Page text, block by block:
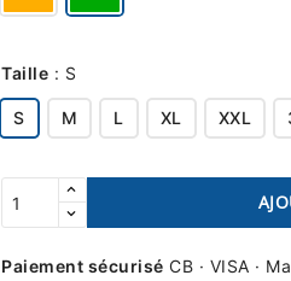
Taille : S
S M L XL XXL
Paiement sécurisé CB · VISA ·